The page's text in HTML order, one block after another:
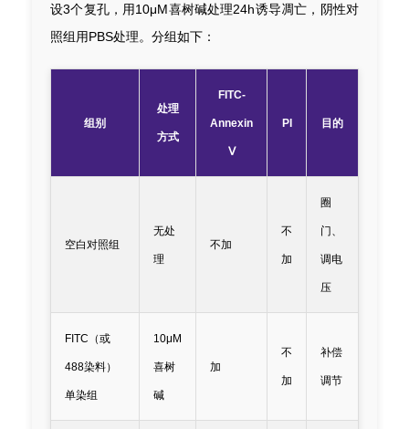
设3个复孔，用10μM喜树碱处理24h诱导凋亡，阴性对
照组用PBS处理。分组如下：
组别
处理
方式
FITC-
Annexin
Ⅴ
PI 目的
空白对照组
无处
理
不加
不
加
圈
门、
调电
压
FITC（或
488染料）
单染组
10μM
喜树
碱
加
不
加
补偿
调节